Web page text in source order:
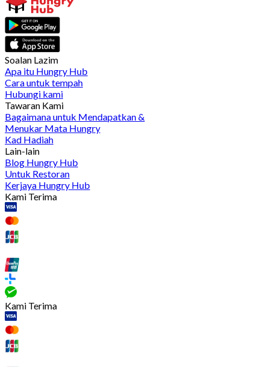
Soalan Lazim
Apa itu Hungry Hub
Cara untuk tempah
Hubungi kami
Tawaran Kami
Bagaimana untuk Mendapatkan &
Menukar Mata Hungry
Kad Hadiah
Lain-lain
Blog Hungry Hub
Untuk Restoran
Kerjaya Hungry Hub
Kami Terima
Kami Terima